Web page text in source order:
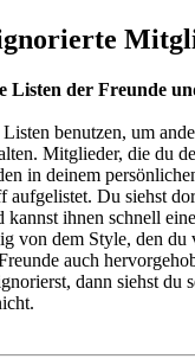
Listen der Freunde
benutzen, um
Mitglieder, die du
in deinem
aufgelistet. Du siehst
kannst ihnen schnell
von dem Style, den du
auch
dann siehst du